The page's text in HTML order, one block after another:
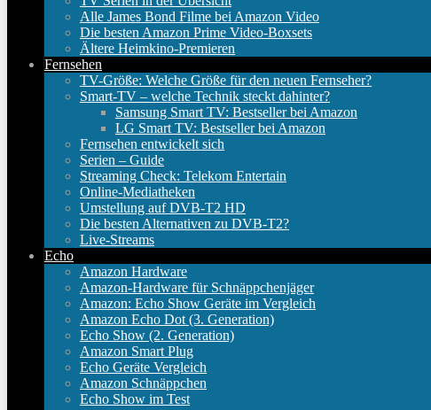
Alle James Bond Filme bei Amazon Video
Die besten Amazon Prime Video-Boxsets
Ältere Heimkino-Premieren
Fernsehen
TV-Größe: Welche Größe für den neuen Fernseher?
Smart-TV – welche Technik steckt dahinter?
Samsung Smart TV: Bestseller bei Amazon
LG Smart TV: Bestseller bei Amazon
Fernsehen entwickelt sich
Serien – Guide
Streaming Check: Telekom Entertain
Online-Mediatheken
Umstellung auf DVB-T2 HD
Die besten Alternativen zu DVB-T2?
Live-Streams
Echo
Amazon Hardware
Amazon-Hardware für Schnäppchenjäger
Amazon: Echo Show Geräte im Vergleich
Amazon Echo Dot (3. Generation)
Echo Show (2. Generation)
Amazon Smart Plug
Echo Geräte Vergleich
Amazon Schnäppchen
Echo Show im Test